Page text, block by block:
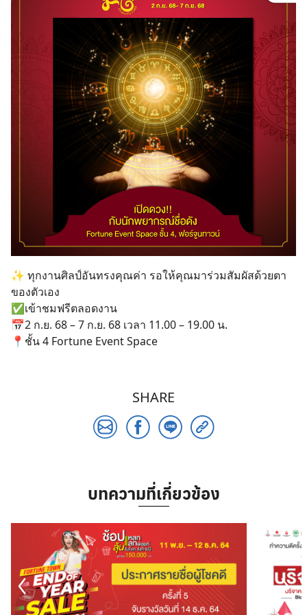
✨ ทุกงานศิลป์อันทรงคุณค่า รอให้คุณมาร่วมสัมผัสด้วยตา
ของตัวเอง
✅เข้าชมฟรีตลอดงาน
📅2 ก.ย. 68 – 7 ก.ย. 68 เวลา 11.00 – 19.00 น.
📍ชั้น 4 Fortune Event Space
SHARE
บทความที่เกี่ยวข้อง